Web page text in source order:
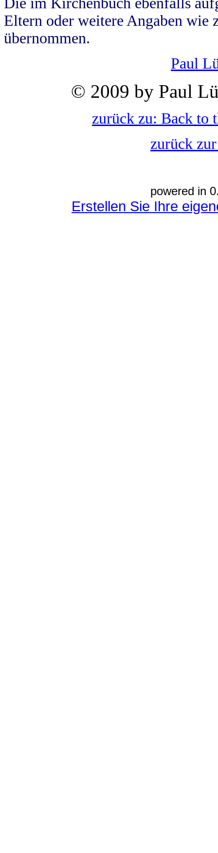
Eltern oder weitere Angaben wie
übernommen.
Paul
© 2009 by Paul
zurück zu: Back to
zurück
powered in
Erstellen Sie Ihre